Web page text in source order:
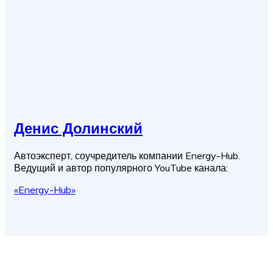
Денис Долинский
Автоэксперт, соучредитель компании Energy-Hub.
Ведущий и автор популярного YouTube канала:
«Energy-Hub»